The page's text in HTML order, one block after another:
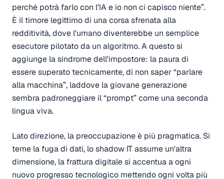
perché potrà farlo con l'IA e io non ci capisco niente”.
È il timore legittimo di una corsa sfrenata alla
redditività, dove l'umano diventerebbe un semplice
esecutore pilotato da un algoritmo. A questo si
aggiunge la sindrome dell'impostore: la paura di
essere superato tecnicamente, di non saper “parlare
alla macchina”, laddove la giovane generazione
sembra padroneggiare il “prompt” come una seconda
lingua viva.
Lato direzione, la preoccupazione è più pragmatica. Si
teme la fuga di dati, lo shadow IT assume un'altra
dimensione, la frattura digitale si accentua a ogni
nuovo progresso tecnologico mettendo ogni volta più